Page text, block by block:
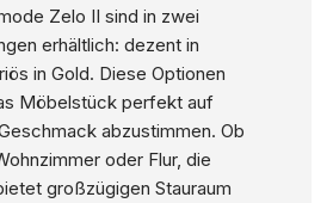
Zelo II sind in zwei
erhältlich: dezent in
in Gold. Diese Optionen
Möbelstück perfekt auf
abzustimmen. Ob
oder Flur, die
großzügigen Stauraum